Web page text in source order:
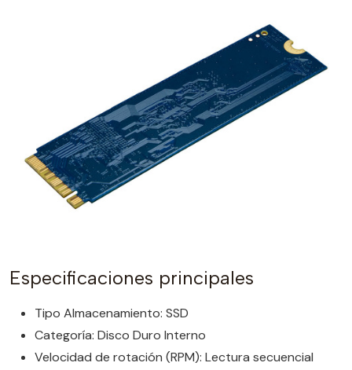
Especificaciones principales
Tipo Almacenamiento: SSD
Categoría: Disco Duro Interno
Velocidad de rotación (RPM): Lectura secuencial